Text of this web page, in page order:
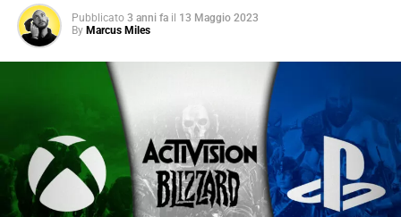
Pubblicato 3 anni fa il 13 Maggio 2023
By Marcus Miles